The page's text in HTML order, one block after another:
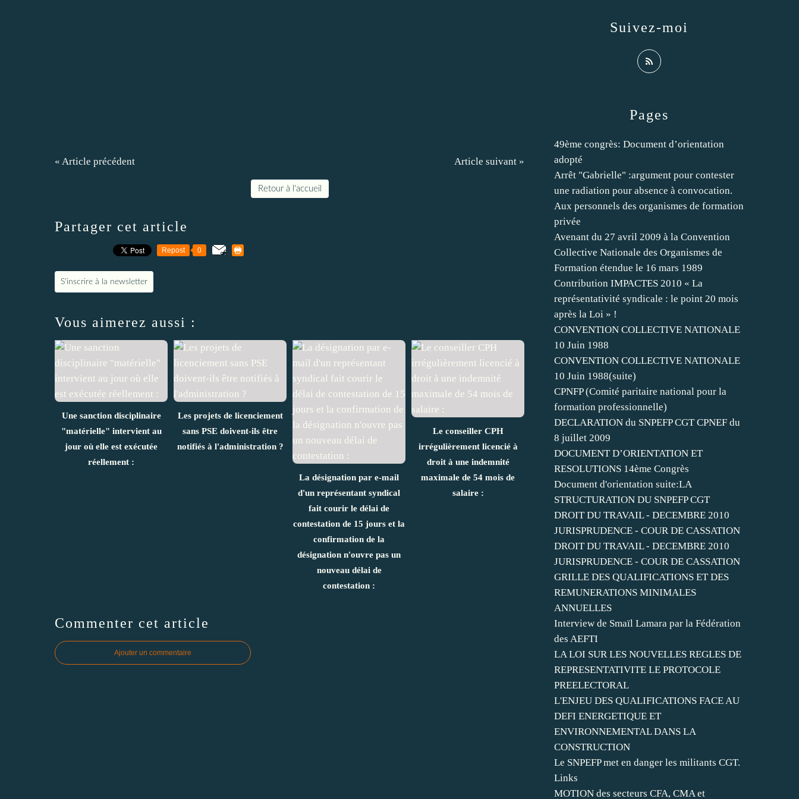
« Article précédent Article suivant »
Retour à l'accueil
Partager cet article
Repost 0
S'inscrire à la newsletter
Vous aimerez aussi :
Une sanction disciplinaire
"matérielle" intervient au
jour où elle est exécutée
réellement :
Les projets de licenciement
sans PSE doivent-ils être
notifiés à l'administration ?
La désignation par e-mail
d'un représentant syndical
fait courir le délai de
contestation de 15 jours et la
confirmation de la
désignation n'ouvre pas un
nouveau délai de
contestation :
Le conseiller CPH
irrégulièrement licencié à
droit à une indemnité
maximale de 54 mois de
salaire :
Commenter cet article
Ajouter un commentaire
Pages
49ème congrès: Document d’orientation
adopté
Arrêt "Gabrielle" :argument pour contester
une radiation pour absence à convocation.
Aux personnels des organismes de formation
privée
Avenant du 27 avril 2009 à la Convention
Collective Nationale des Organismes de
Formation étendue le 16 mars 1989
Contribution IMPACTES 2010 « La
représentativité syndicale : le point 20 mois
après la Loi » !
CONVENTION COLLECTIVE NATIONALE
10 Juin 1988
CONVENTION COLLECTIVE NATIONALE
10 Juin 1988(suite)
CPNFP (Comité paritaire national pour la
formation professionnelle)
DECLARATION du SNPEFP CGT CPNEF du
8 juillet 2009
DOCUMENT D’ORIENTATION ET
RESOLUTIONS 14ème Congrès
Document d'orientation suite:LA
STRUCTURATION DU SNPEFP CGT
DROIT DU TRAVAIL - DECEMBRE 2010
JURISPRUDENCE - COUR DE CASSATION
DROIT DU TRAVAIL - DECEMBRE 2010
JURISPRUDENCE - COUR DE CASSATION
GRILLE DES QUALIFICATIONS ET DES
REMUNERATIONS MINIMALES
ANNUELLES
Interview de Smaïl Lamara par la Fédération
des AEFTI
LA LOI SUR LES NOUVELLES REGLES DE
REPRESENTATIVITE LE PROTOCOLE
PREELECTORAL
L'ENJEU DES QUALIFICATIONS FACE AU
DEFI ENERGETIQUE ET
ENVIRONNEMENTAL DANS LA
CONSTRUCTION
Le SNPEFP met en danger les militants CGT.
Links
MOTION des secteurs CFA, CMA et
Suivez-moi